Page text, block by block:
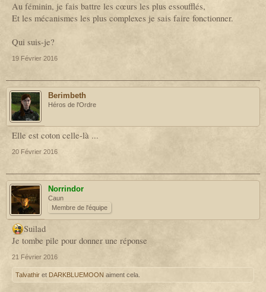
Au féminin, je fais battre les cœurs les plus essoufflés,
Et les mécanismes les plus complexes je sais faire fonctionner.
Qui suis-je?
19 Février 2016
Berimbeth
Héros de l'Ordre
Elle est coton celle-là ...
20 Février 2016
Norrindor
Caun
Membre de l'équipe
Suilad
Je tombe pile pour donner une réponse
21 Février 2016
Talvathir et DARKBLUEMOON aiment cela.